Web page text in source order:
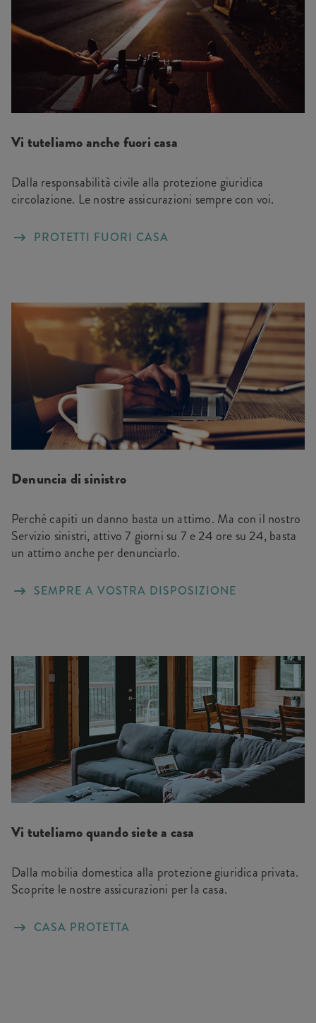
Vi tuteliamo anche fuori casa
Dalla responsabilità civile alla protezione giuridica
circolazione. Le nostre assicurazioni sempre con voi.
PROTETTI FUORI CASA
Denuncia di sinistro
Perché capiti un danno basta un attimo. Ma con il nostro
Servizio sinistri, attivo 7 giorni su 7 e 24 ore su 24, basta
un attimo anche per denunciarlo.
SEMPRE A VOSTRA DISPOSIZIONE
Vi tuteliamo quando siete a casa
Dalla mobilia domestica alla protezione giuridica privata.
Scoprite le nostre assicurazioni per la casa.
CASA PROTETTA